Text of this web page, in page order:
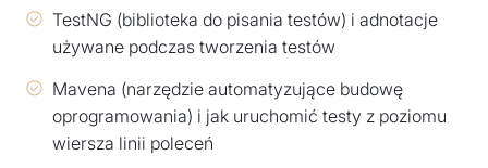
TestNG (biblioteka do pisania testów) i adnotacje
używane podczas tworzenia testów
Mavena (narzędzie automatyzujące budowę
oprogramowania) i jak uruchomić testy z poziomu
wiersza linii poleceń